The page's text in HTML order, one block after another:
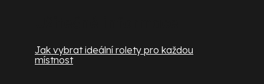
Jak vybrat ideální rolety pro každou
místnost